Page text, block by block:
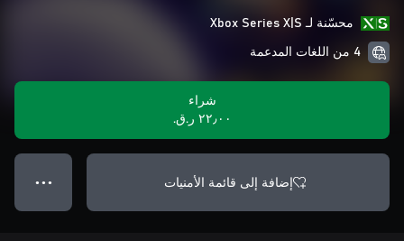
محسّنة لـ Xbox Series X|S
4 من اللغات المدعمة
شراء
٢٢٫٠٠ ر.ق.‏
إضافة إلى قائمة الأمنيات ● ● ●